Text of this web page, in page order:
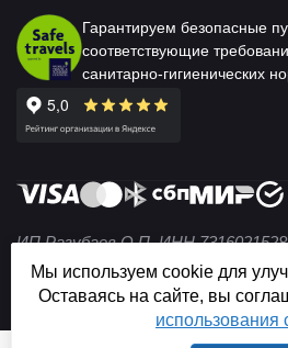
Гарантируем безопасные
соответствующие
санитарно-гигиенических
ИП Разубаев О.П. ИНН
© 2004 — 2026 Не является
ГК РФ).
Мы используем cookie для
Оставаясь на сайте, вы
использования